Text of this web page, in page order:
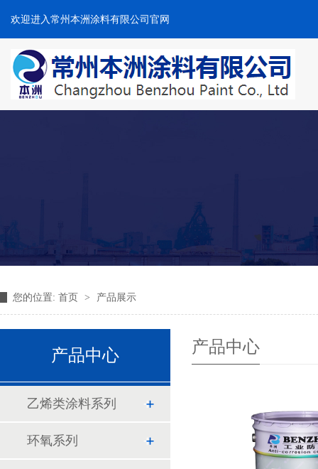
欢迎进入常州本洲涂料有限公司官网
您的位置: 首页 > 产品展示
产品中心
乙烯类涂料系列
环氧系列
产品中心